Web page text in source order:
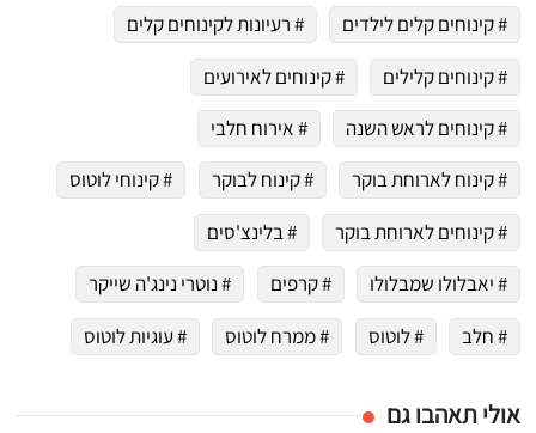
# קינוחים קלים לילדים
# רעיונות לקינוחים קלים
# קינוחים קלילים
# קינוחים לאירועים
# קינוחים לראש השנה
# אירוח חלבי
# קינוח לארוחת בוקר
# קינוח לבוקר
# קינוחי לוטוס
# קינוחים לארוחת בוקר
# בלינצ'סים
# יאבלולו שמבלולו
# קרפים
# נוטרי נינג'ה שייקר
# חלב
# לוטוס # ממרח לוטוס # עוגיות לוטוס
אולי תאהבו גם